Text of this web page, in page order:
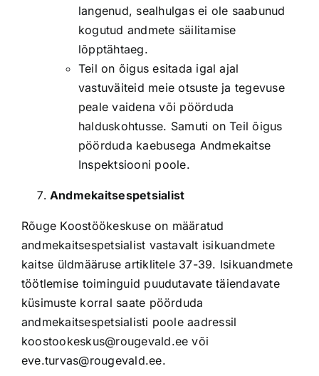
langenud, sealhulgas ei ole saabunud
kogutud andmete säilitamise
lõpptähtaeg.
Teil on õigus esitada igal ajal
vastuväiteid meie otsuste ja tegevuse
peale vaidena või pöörduda
halduskohtusse. Samuti on Teil õigus
pöörduda kaebusega Andmekaitse
Inspektsiooni poole.
Andmekaitsespetsialist
Rõuge Koostöökeskuse on määratud
andmekaitsespetsialist vastavalt isikuandmete
kaitse üldmääruse artiklitele 37-39. Isikuandmete
töötlemise toiminguid puudutavate täiendavate
küsimuste korral saate pöörduda
andmekaitsespetsialisti poole aadressil
koostookeskus@rougevald.ee või
eve.turvas@rougevald.ee.